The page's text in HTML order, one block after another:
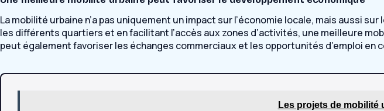
La mobilité urbaine n’a pas uniquement un impact sur l’économie locale, mais aussi
les différents quartiers et en facilitant l’accès aux zones d’activités, une meilleure
peut également favoriser les échanges commerciaux et les opportunités d’emploi en
Les projets de mobilité